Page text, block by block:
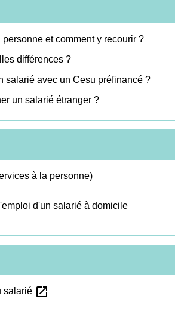
et comment y recourir ?
différences ?
salarié avec un Cesu préfinancé ?
un salarié étranger ?
à la personne)
d'un salarié à domicile
salarié open_in_new